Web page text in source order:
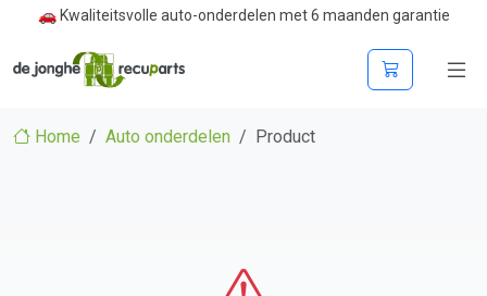
🚗 Kwaliteitsvolle auto-onderdelen met 6 maanden garantie
Home Auto onderdelen Product